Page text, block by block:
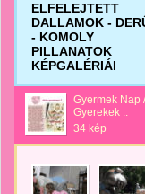
ELFELEJTETT
DALLAMOK -
- KOMOLY
PILLANATOK
KÉPGALÉRIÁI
Gyermek Nap /
Gyerekek ..
34 kép